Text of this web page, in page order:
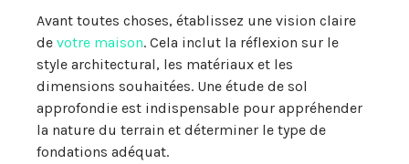
Avant toutes choses, établissez une vision claire
de votre maison. Cela inclut la réflexion sur le
style architectural, les matériaux et les
dimensions souhaitées. Une étude de sol
approfondie est indispensable pour appréhender
la nature du terrain et déterminer le type de
fondations adéquat.